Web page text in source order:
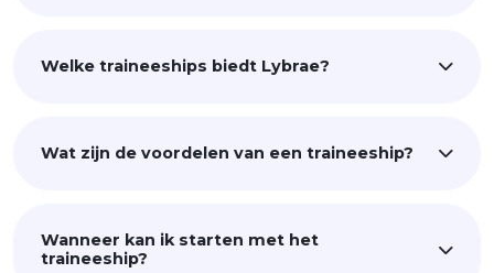
Welke traineeships biedt Lybrae?
Wat zijn de voordelen van een traineeship?
Wanneer kan ik starten met het
traineeship?